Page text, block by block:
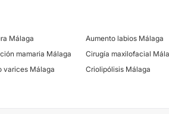
Málaga Aumento labios Málaga
mamaria Málaga Cirugía maxilofacial
varices Málaga Criolipólisis Málaga